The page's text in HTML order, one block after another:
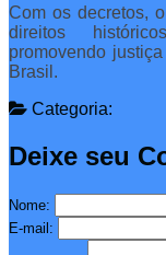
Com os decretos,
direitos
promovendo
Brasil.
Categoria:
Deixe seu
Nome:
E-mail: